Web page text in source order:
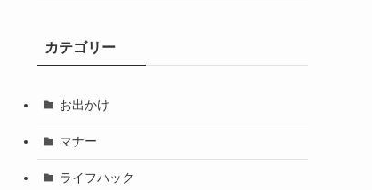
カテゴリー
お出かけ
マナー
ライフハック